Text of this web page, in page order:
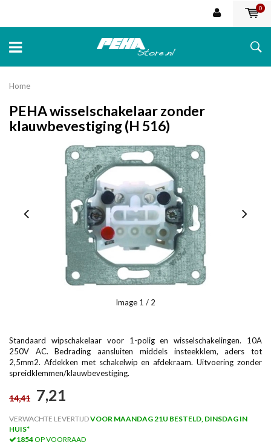
0
Home
PEHA wisselschakelaar zonder
klauwbevestiging (H 516)
Image 1 / 2
Standaard wipschakelaar voor 1-polig en wisselschakelingen. 10A
250V AC. Bedrading aansluiten middels insteekklem, aders tot
2,5mm2. Afdekken met schakelwip en afdekraam. Uitvoering zonder
spreidklemmen/klauwbevestiging.
14,41 7,21
VERWACHTE LEVERTIJDVOOR MAANDAG 21U BESTELD, DINSDAG IN
HUIS*
1854OP VOORRAAD